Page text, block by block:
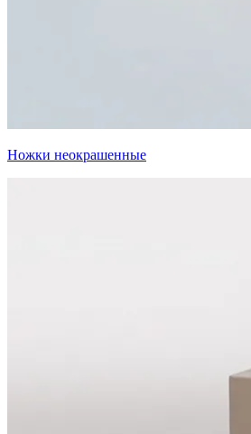
Ножки неокрашенные